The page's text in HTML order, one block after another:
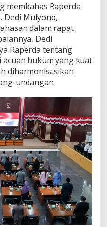
n
g
i
n
i
p
t
a
a
n
E
k
o
s
i
s
t
e
m
S
e
h
a
membahas Raperda
Dedi Mulyono,
dalam rapat
Dedi
Raperda tentang
acuan hukum yang kuat
diharmonisasikan
undangan.